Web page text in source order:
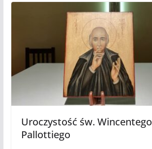
Uroczystość św. Wincentego
Pallottiego